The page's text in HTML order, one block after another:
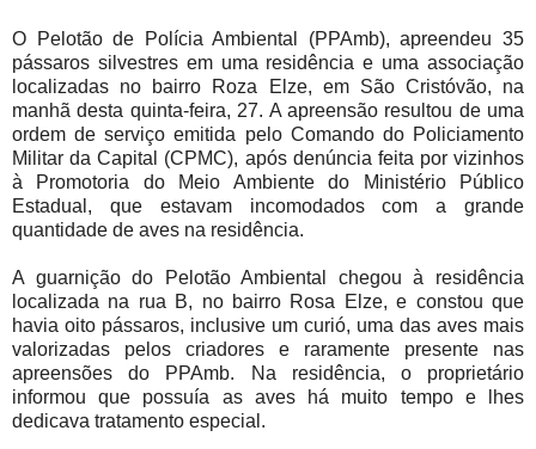
O Pelotão de Polícia Ambiental (PPAmb), apreendeu 35
pássaros silvestres em uma residência e uma associação
localizadas no bairro Roza Elze, em São Cristóvão, na
manhã desta quinta-feira, 27. A apreensão resultou de uma
ordem de serviço emitida pelo Comando do Policiamento
Militar da Capital (CPMC), após denúncia feita por vizinhos
à Promotoria do Meio Ambiente do Ministério Público
Estadual, que estavam incomodados com a grande
quantidade de aves na residência.
A guarnição do Pelotão Ambiental chegou à residência
localizada na rua B, no bairro Rosa Elze, e constou que
havia oito pássaros, inclusive um curió, uma das aves mais
valorizadas pelos criadores e raramente presente nas
apreensões do PPAmb. Na residência, o proprietário
informou que possuía as aves há muito tempo e lhes
dedicava tratamento especial.